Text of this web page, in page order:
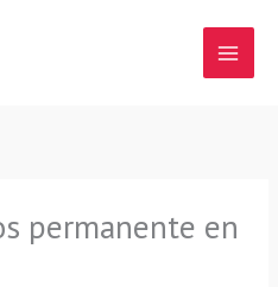
permanente en